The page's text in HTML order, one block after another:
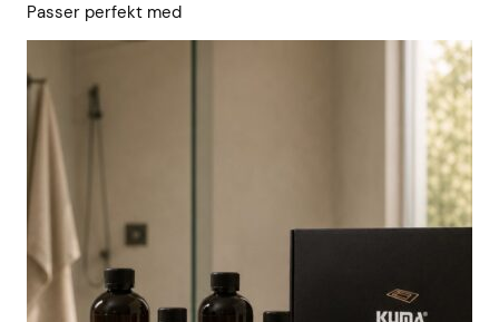
Passer perfekt med